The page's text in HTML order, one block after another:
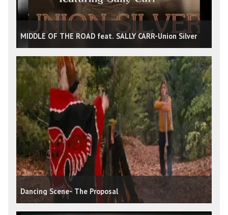
MIDDLE OF THE ROAD feat. SALLY CARR-Union Silver
Dancing Scene- The Proposal